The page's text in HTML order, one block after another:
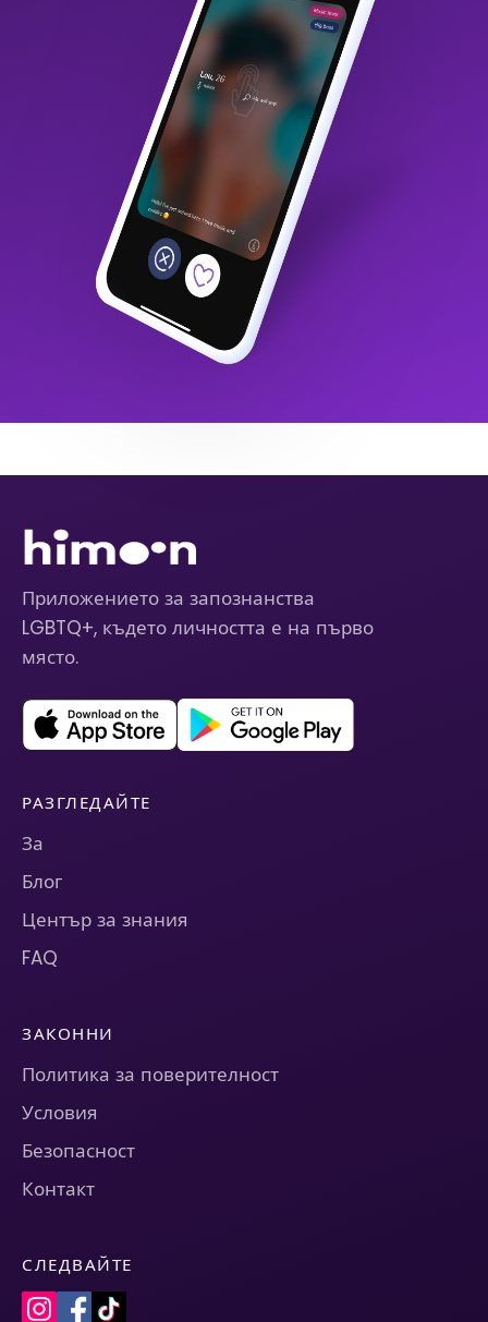
Приложението за запознанства
LGBTQ+, където личността е на първо
място.
РАЗГЛЕДАЙТЕ
За
Блог
Център за знания
FAQ
ЗАКОННИ
Политика за поверителност
Условия
Безопасност
Контакт
СЛЕДВАЙТЕ